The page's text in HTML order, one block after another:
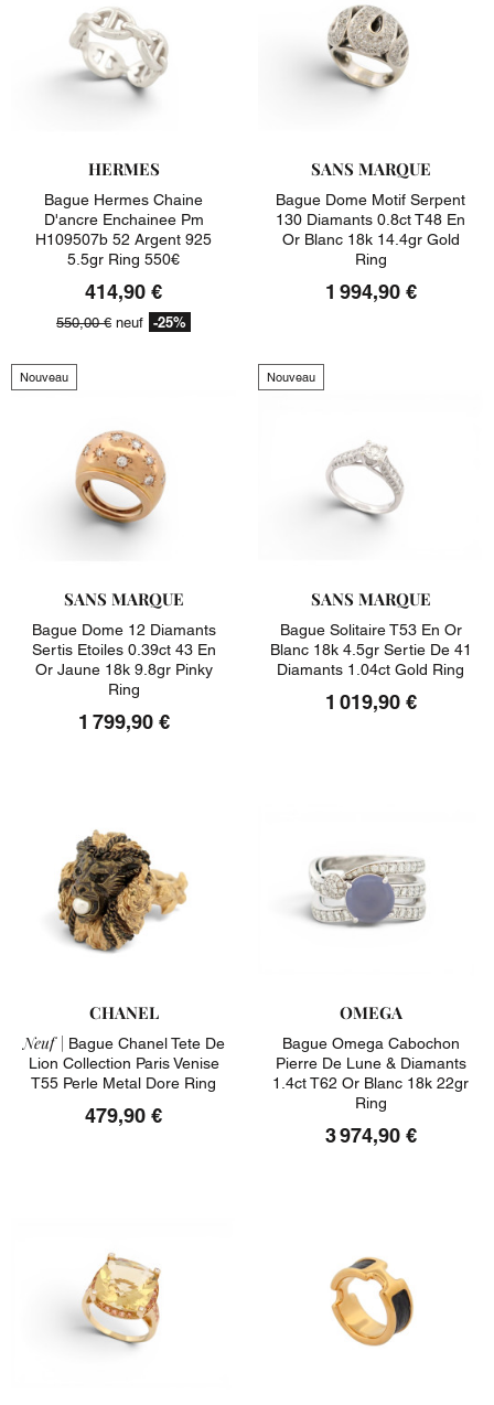
HERMES
Bague Hermes Chaine
D'ancre Enchainee Pm
H109507b 52 Argent 925
5.5gr Ring 550€
414,90 €
550,00 € neuf -25%
SANS MARQUE
Bague Dome Motif Serpent
130 Diamants 0.8ct T48 En
Or Blanc 18k 14.4gr Gold
Ring
1 994,90 €
Nouveau
SANS MARQUE
Bague Dome 12 Diamants
Sertis Etoiles 0.39ct 43 En
Or Jaune 18k 9.8gr Pinky
Ring
1 799,90 €
Nouveau
SANS MARQUE
Bague Solitaire T53 En Or
Blanc 18k 4.5gr Sertie De 41
Diamants 1.04ct Gold Ring
1 019,90 €
CHANEL
Neuf | Bague Chanel Tete De
Lion Collection Paris Venise
T55 Perle Metal Dore Ring
479,90 €
OMEGA
Bague Omega Cabochon
Pierre De Lune & Diamants
1.4ct T62 Or Blanc 18k 22gr
Ring
3 974,90 €